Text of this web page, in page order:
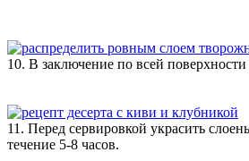
10. В заключение по всей
11. Перед сервировкой украсить
течение 5-8 часов.